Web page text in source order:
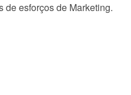
de esforços de Marketing.